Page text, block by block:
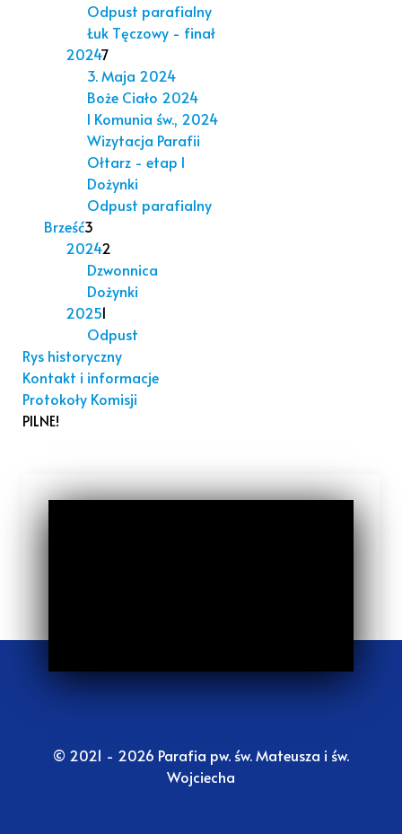
Odpust parafialny
Łuk Tęczowy - finał
20247
3. Maja 2024
Boże Ciało 2024
I Komunia św., 2024
Wizytacja Parafii
Ołtarz - etap I
Dożynki
Odpust parafialny
Brześć3
20242
Dzwonnica
Dożynki
20251
Odpust
Rys historyczny
Kontakt i informacje
Protokoły Komisji
PILNE!
© 2021 - 2026 Parafia pw. św. Mateusza i św.
Wojciecha